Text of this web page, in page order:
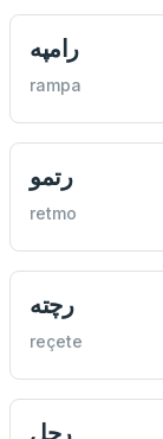
رامپه
rampa
رتمو
retmo
رچته
reçete
رچل